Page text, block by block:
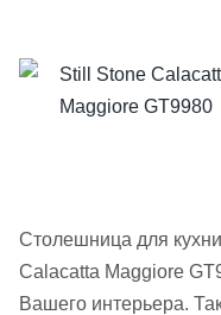
Столешница для
Calacatta Maggiore
Вашего интерьера.